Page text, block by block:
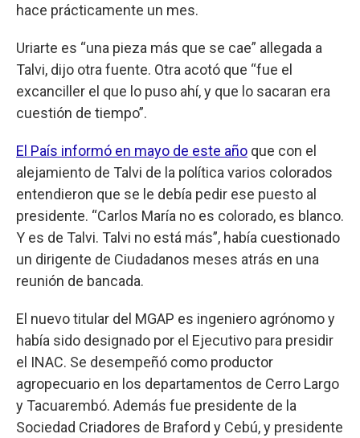
hace prácticamente un mes.
Uriarte es “una pieza más que se cae” allegada a
Talvi, dijo otra fuente. Otra acotó que “fue el
excanciller el que lo puso ahí, y que lo sacaran era
cuestión de tiempo”.
El País informó en mayo de este año que con el
alejamiento de Talvi de la política varios colorados
entendieron que se le debía pedir ese puesto al
presidente. “Carlos María no es colorado, es blanco.
Y es de Talvi. Talvi no está más”, había cuestionado
un dirigente de Ciudadanos meses atrás en una
reunión de bancada.
El nuevo titular del MGAP es ingeniero agrónomo y
había sido designado por el Ejecutivo para presidir
el INAC. Se desempeñó como productor
agropecuario en los departamentos de Cerro Largo
y Tacuarembó. Además fue presidente de la
Sociedad Criadores de Braford y Cebú, y presidente